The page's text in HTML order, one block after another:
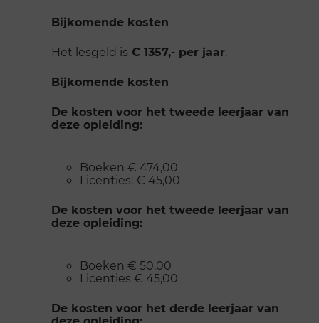
Bijkomende kosten
Het lesgeld is € 1357,- per jaar.
Bijkomende kosten
De kosten voor het tweede leerjaar van
deze opleiding:
Boeken € 474,00
Licenties: € 45,00
De kosten voor het tweede leerjaar van
deze opleiding:
Boeken € 50,00
Licenties € 45,00
De kosten voor het derde leerjaar van